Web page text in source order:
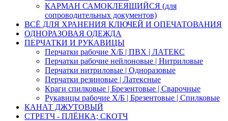
КАРМАН САМОКЛЕЯЩИЙСЯ (для
сопроводительных документов)
ВСЁ ДЛЯ ХРАНЕНИЯ КЛЮЧЕЙ И ОПЕЧАТОВАНИЯ
ОДНОРАЗОВАЯ ОДЕЖДА
ПЕРЧАТКИ И РУКАВИЦЫ
Перчатки рабочие Х/Б | ПВХ | ЛАТЕКС
Перчатки рабочие нейлоновые | Нитриловые
Перчатки нитриловые | Одноразовые
Перчатки резиновые | Латексные
Краги спилковые | Брезентовые | Сварочные
Рукавицы рабочие Х/Б | Брезентовые | Спилковые
КАНАТ ДЖУТОВЫЙ
СТРЕТЧ - ПЛЁНКА; СКОТЧ